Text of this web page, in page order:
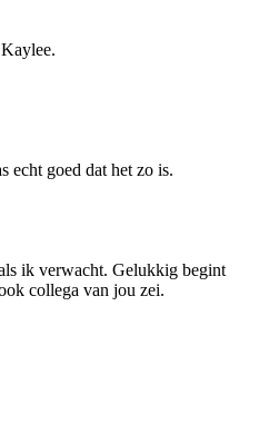
echt goed dat het zo is.
ik verwacht. Gelukkig begint
collega van jou zei.